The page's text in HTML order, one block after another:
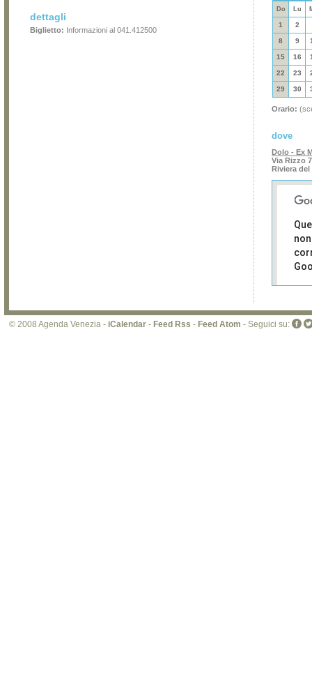
dettagli
Biglietto: Informazioni al 041.412500
Do Lu
1 2
8 9
15 16
22 23
29 30
Orario:
dove
Dolo - Ex
Via Rizzo
Riviera del
di
sito
© 2008 Agenda Venezia - iCalendar - Feed Rss - Feed Atom - Seguici su: